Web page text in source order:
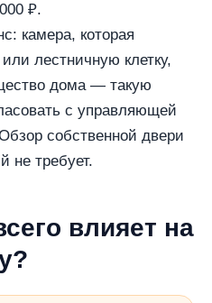
₽.
камера, которая
лестничную клетку,
дома — такую
с управляющей
собственной двери
не требует.
влияет на